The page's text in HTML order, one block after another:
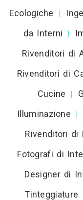
Ecologiche
|
da Interni
|
Rivenditori di
Rivenditori di
Cucine
|
Illuminazione
|
Rivenditori di
Fotografi di
Designer di
Tinteggiature